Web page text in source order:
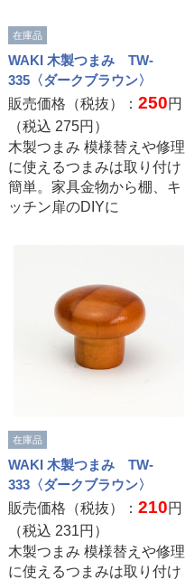
在庫品
WAKI 木製つまみ TW-
335〈ダークブラウン〉
販売価格（税抜）： 250円
（税込 275円）
木製つまみ 模様替えや修理
に使えるつまみは取り付け
簡単。家具金物から棚、キ
ッチン扉のDIYに
在庫品
WAKI 木製つまみ TW-
333〈ダークブラウン〉
販売価格（税抜）： 210円
（税込 231円）
木製つまみ 模様替えや修理
に使えるつまみは取り付け